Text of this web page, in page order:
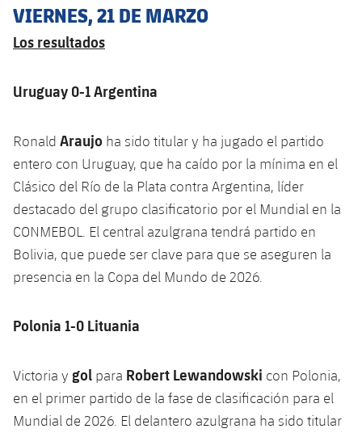
VIERNES, 21 DE MARZO
Los resultados
Uruguay 0-1 Argentina
Ronald Araujo ha sido titular y ha jugado el partido
entero con Uruguay, que ha caído por la mínima en el
Clásico del Río de la Plata contra Argentina, líder
destacado del grupo clasificatorio por el Mundial en la
CONMEBOL. El central azulgrana tendrá partido en
Bolivia, que puede ser clave para que se aseguren la
presencia en la Copa del Mundo de 2026.
Polonia 1-0 Lituania
Victoria y gol para Robert Lewandowski con Polonia,
en el primer partido de la fase de clasificación para el
Mundial de 2026. El delantero azulgrana ha sido titular